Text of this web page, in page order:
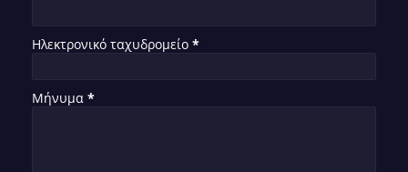
Ηλεκτρονικό ταχυδρομείο *
Μήνυμα *